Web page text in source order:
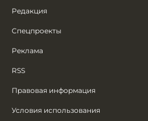
Редакция
Спецпроекты
Реклама
RSS
Правовая информация
Условия использования